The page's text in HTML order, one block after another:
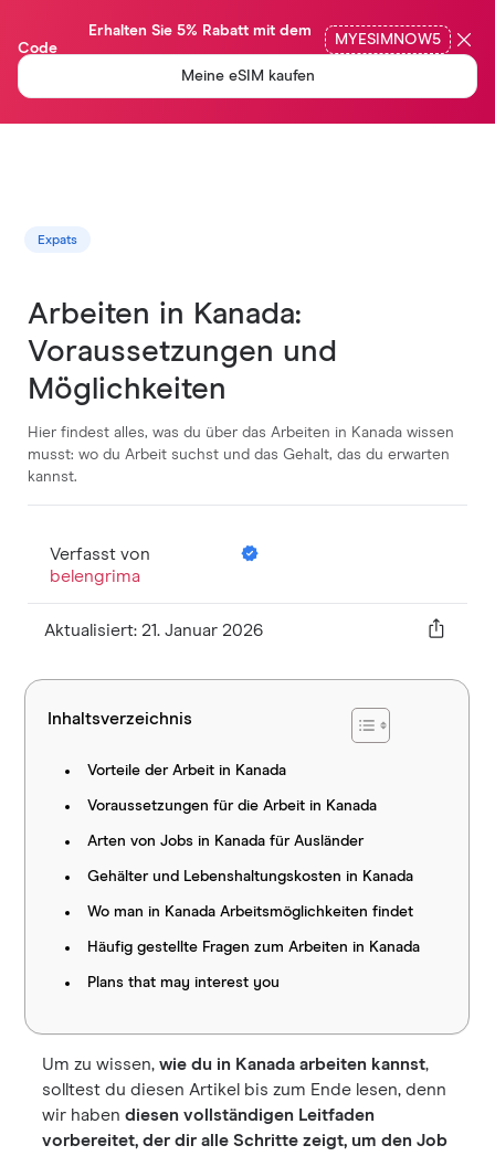
Code
MYESIMNOW5
Meine eSIM kaufen
Expats
Arbeiten in Kanada:
Voraussetzungen und
Möglichkeiten
Hier findest alles, was du über das Arbeiten in Kanada wissen
musst: wo du Arbeit suchst und das Gehalt, das du erwarten
kannst.
Verfasst von
belengrima
Aktualisiert: 21. Januar 2026
Inhaltsverzeichnis
Vorteile der Arbeit in Kanada
Voraussetzungen für die Arbeit in Kanada
Arten von Jobs in Kanada für Ausländer
Gehälter und Lebenshaltungskosten in Kanada
Wo man in Kanada Arbeitsmöglichkeiten findet
Häufig gestellte Fragen zum Arbeiten in Kanada
Plans that may interest you
Um zu wissen,wie du in Kanada arbeiten kannst,
solltest du diesen Artikel bis zum Ende lesen, denn
wir habendiesen vollständigen Leitfaden
vorbereitet, der dir alle Schritte zeigt, um den Job